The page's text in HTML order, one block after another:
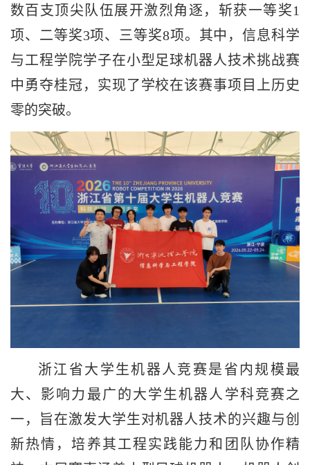
数百支顶尖队伍展开激烈角逐，斩获一等奖1
项、二等奖3项、三等奖8项。其中，信息科学
与工程学院学子在小型足球机器人技术挑战赛
中勇夺桂冠，实现了学校在该赛事项目上历史
零的突破。
浙江省大学生机器人竞赛是省内规模最
大、影响力最广的大学生机器人学科竞赛之
一，旨在激发大学生对机器人技术的兴趣与创
新热情，培养其工程实践能力和团队协作精